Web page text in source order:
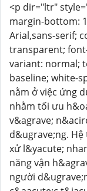
<p dir="ltr"
margin-bottom:
Arial,sans-serif;
transparent;
variant: normal;
baseline; white-
nằm ở việc ứng
nhằm tối ưu
v&agrave;
d&ugrave;ng.
xử l&yacute;
năng vận
người